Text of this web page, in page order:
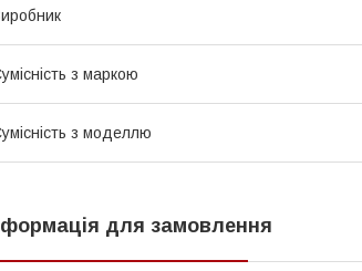
з маркою
з моделлю
для замовлення